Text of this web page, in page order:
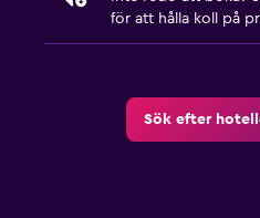
Fax/kopieringsmöjligheter
för att hålla koll på
Sök efter